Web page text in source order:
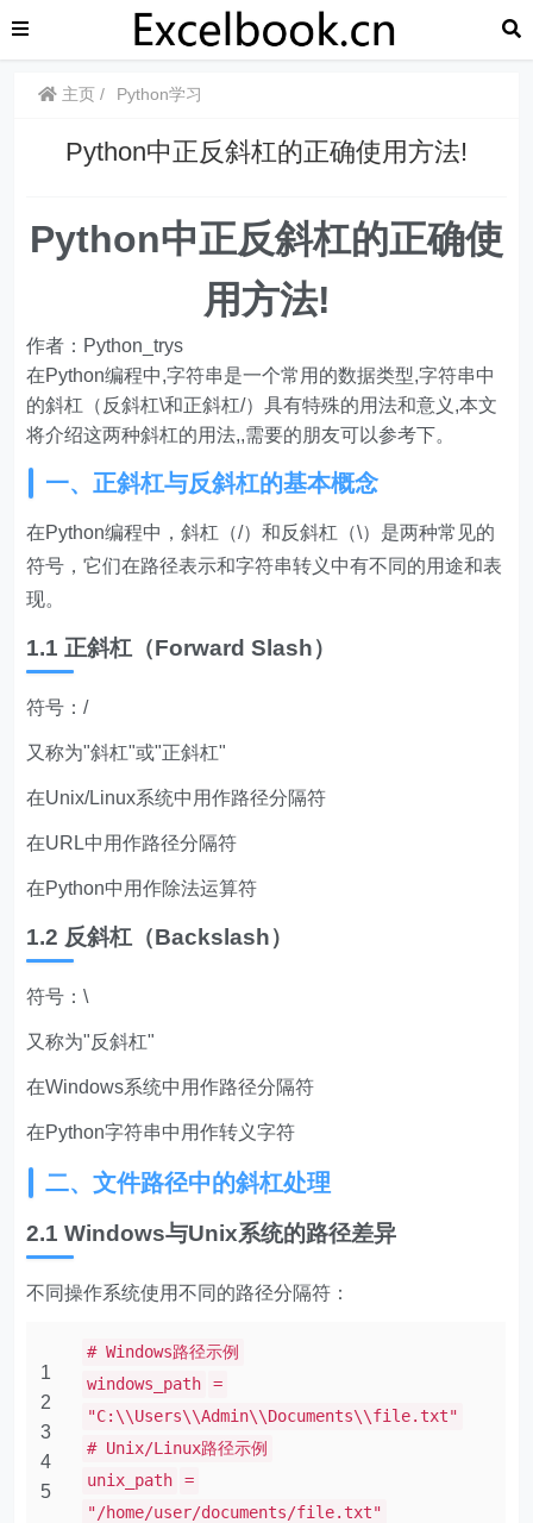
主页 Python学习
Python中正反斜杠的正确使用方法!
Python中正反斜杠的正确使
用方法!
作者：Python_trys
在Python编程中,字符串是一个常用的数据类型,字符串中
的斜杠（反斜杠\和正斜杠/）具有特殊的用法和意义,本文
将介绍这两种斜杠的用法,,需要的朋友可以参考下。
一、正斜杠与反斜杠的基本概念
在Python编程中，斜杠（/）和反斜杠（\）是两种常见的
符号，它们在路径表示和字符串转义中有不同的用途和表
现。
1.1 正斜杠（Forward Slash）
符号：/
又称为"斜杠"或"正斜杠"
在Unix/Linux系统中用作路径分隔符
在URL中用作路径分隔符
在Python中用作除法运算符
1.2 反斜杠（Backslash）
符号：\
又称为"反斜杠"
在Windows系统中用作路径分隔符
在Python字符串中用作转义字符
二、文件路径中的斜杠处理
2.1 Windows与Unix系统的路径差异
不同操作系统使用不同的路径分隔符：
1
2
3
4
5
# Windows路径示例
windows_path
=
"C:\\Users\\Admin\\Documents\\file.txt"
# Unix/Linux路径示例
unix_path
=
"/home/user/documents/file.txt"